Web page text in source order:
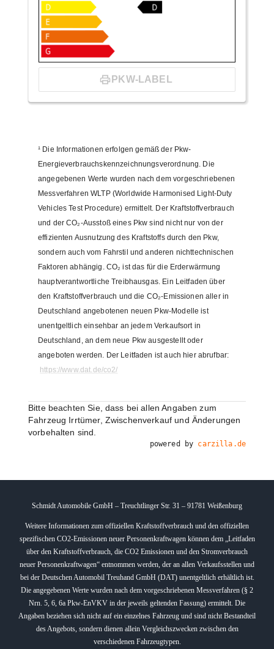
PKW-LABEL
¹ Die Informationen erfolgen gemäß der Pkw-
Energieverbrauchskennzeichnungsverordnung. Die
angegebenen Werte wurden nach dem vorgeschriebenen
Messverfahren WLTP (Worldwide Harmonised Light-Duty
Vehicles Test Procedure) ermittelt. Der Kraftstoffverbrauch
und der CO₂-Ausstoß eines Pkw sind nicht nur von der
effizienten Ausnutzung des Kraftstoffs durch den Pkw,
sondern auch vom Fahrstil und anderen nichttechnischen
Faktoren abhängig. CO₂ ist das für die Erderwärmung
hauptverantwortliche Treibhausgas. Ein Leitfaden über
den Kraftstoffverbrauch und die CO₂-Emissionen aller in
Deutschland angebotenen neuen Pkw-Modelle ist
unentgeltlich einsehbar an jedem Verkaufsort in
Deutschland, an dem neue Pkw ausgestellt oder
angeboten werden. Der Leitfaden ist auch hier abrufbar:
https://www.dat.de/co2/
Bitte beachten Sie, dass bei allen Angaben zum
Fahrzeug Irrtümer, Zwischenverkauf und Änderungen
vorbehalten sind.
powered by carzilla.de
Schmidt Automobile GmbH – Treuchtlinger Str. 31 – 91781 Weißenburg
Weitere Informationen zum offiziellen Kraftstoffverbrauch und den offiziellen
spezifischen CO2-Emissionen neuer Personenkraftwagen können dem „Leitfaden
über den Kraftstoffverbrauch, die CO2 Emissionen und den Stromverbrauch
neuer Personenkraftwagen“ entnommen werden, der an allen Verkaufsstellen und
bei der Deutschen Automobil Treuhand GmbH (DAT) unentgeltlich erhältlich ist.
Die angegebenen Werte wurden nach dem vorgeschriebenen Messverfahren (§ 2
Nrn. 5, 6, 6a Pkw-EnVKV in der jeweils geltenden Fassung) ermittelt. Die
Angaben beziehen sich nicht auf ein einzelnes Fahrzeug und sind nicht Bestandteil
des Angebots, sondern dienen allein Vergleichszwecken zwischen den
verschiedenen Fahrzeugtypen.